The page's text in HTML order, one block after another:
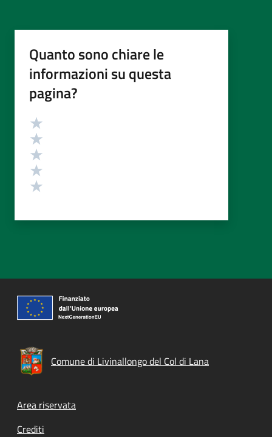
Quanto sono chiare le
informazioni su questa
pagina?
Valutazione
Comune di Livinallongo del Col di Lana
Footer menu
Area riservata
Crediti